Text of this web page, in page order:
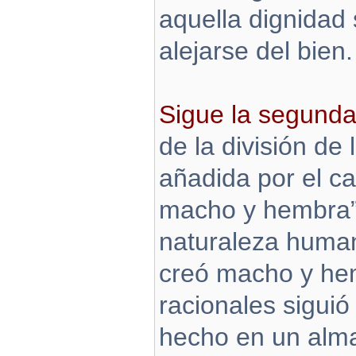
aquella dignidad
alejarse del bien.
Sigue la
de la división de
añadida por el
macho y
naturaleza
creó macho y
racionales
hecho en un